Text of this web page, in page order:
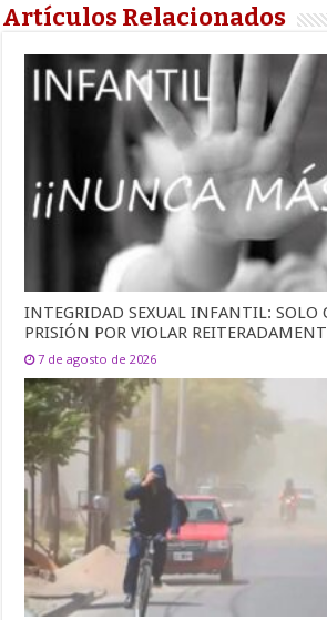
Artículos Relacionados
INTEGRIDAD SEXUAL INFANTIL: SOLO
PRISIÓN POR VIOLAR
7 de agosto de 2026